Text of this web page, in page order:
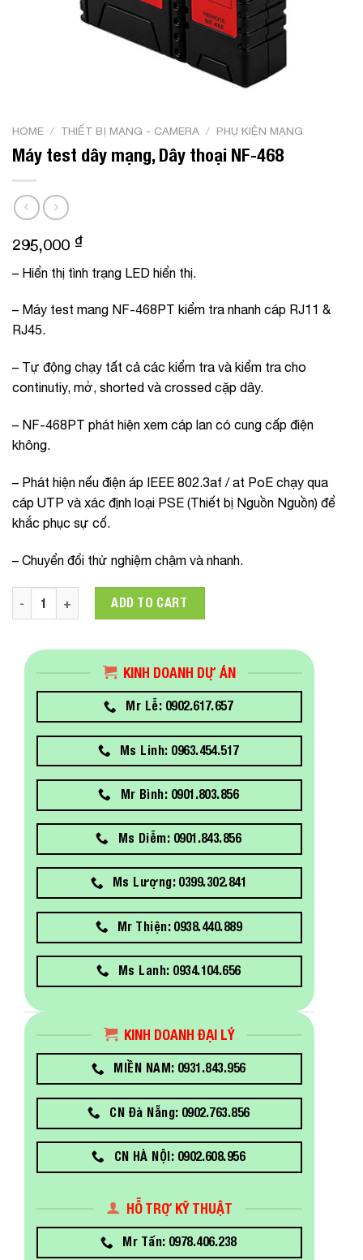
HOME / THIẾT BỊ MẠNG - CAMERA / PHỤ KIỆN MẠNG
Máy test dây mạng, Dây thoại NF-468
295,000 ₫
– Hiển thị tình trạng LED hiển thị.
– Máy test mang NF-468PT kiểm tra nhanh cáp RJ11 &
RJ45.
– Tự động chạy tất cả các kiểm tra và kiểm tra cho
continutiy, mở, shorted và crossed cặp dây.
– NF-468PT phát hiện xem cáp lan có cung cấp điện
không.
– Phát hiện nếu điện áp IEEE 802.3af / at PoE chạy qua
cáp UTP và xác định loại PSE (Thiết bị Nguồn Nguồn) để
khắc phục sự cố.
– Chuyển đổi thử nghiệm chậm và nhanh.
Máy test dây mạng, Dây thoại NF-468 quantity
ADD TO CART
KINH DOANH DỰ ÁN
Mr Lễ: 0902.617.657
Ms Linh: 0963.454.517
Mr Bình: 0901.803.856
Ms Diễm: 0901.843.856
Ms Lượng: 0399.302.841
Mr Thiện: 0938.440.889
Ms Lanh: 0934.104.656
KINH DOANH ĐẠI LÝ
MIỀN NAM: 0931.843.956
CN Đà Nẵng: 0902.763.856
CN HÀ NỘI: 0902.608.956
HỖ TRỢ KỸ THUẬT
Mr Tấn: 0978.406.238